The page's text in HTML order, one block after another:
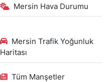
Mersin Hava Durumu
Mersin Trafik Yoğunluk
Haritası
Tüm Manşetler